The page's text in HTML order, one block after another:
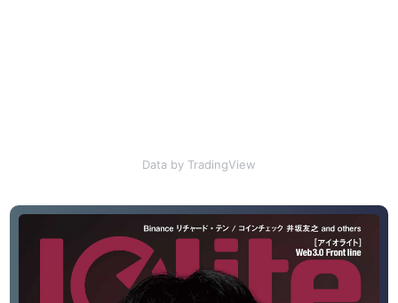
Data by TradingView